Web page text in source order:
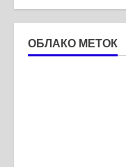
ОБЛАКО МЕТОК